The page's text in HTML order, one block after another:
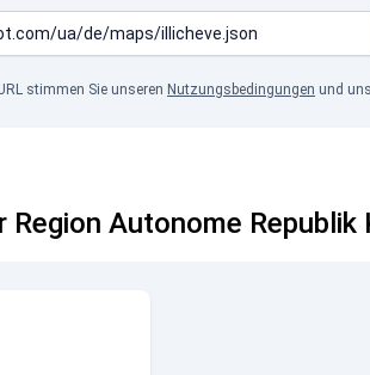
stimmen Sie unseren Nutzungsbedingungen und
Region Autonome Republik